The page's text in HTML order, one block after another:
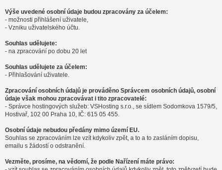
Výše uvedené osobní údaje budou zpracovány za účelem:
- možnosti přihlášení uživatele,
- Vzniku uživatelského účtu.
Souhlas udělujete:
- na zpracování po dobu 20 let
Souhlas udělujete za účelem:
- Přihlašování uživatele.
Zpracování osobních údajů je prováděno Správcem osobních údajů, osobní
údaje však mohou zpracovávat i tito zpracovatelé:
- Správce hostingových služeb: VSHosting s.r.o., se sídlem Sodomkova 1579/5,
Hostivař, 102 00 Praha 10, IČ: 615 05 455.
Osobní údaje nebudou předány mimo území EU.
Souhlas se zpracováním lze vzít kdykoliv zpět, a to a to zasláním dopisu,
emailu s žádostí o odstranění.
Vezměte, prosíme, na vědomí, že podle Nařízení máte právo: